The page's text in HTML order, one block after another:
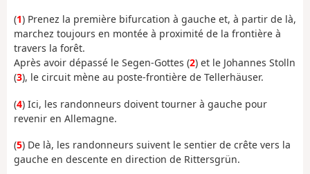
(1) Prenez la première bifurcation à gauche et, à partir de là,
marchez toujours en montée à proximité de la frontière à
travers la forêt.
Après avoir dépassé le Segen-Gottes (2) et le Johannes Stolln
(3), le circuit mène au poste-frontière de Tellerhäuser.
(4) Ici, les randonneurs doivent tourner à gauche pour
revenir en Allemagne.
(5) De là, les randonneurs suivent le sentier de crête vers la
gauche en descente en direction de Rittersgrün.